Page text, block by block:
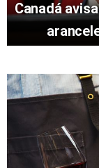
Canadá